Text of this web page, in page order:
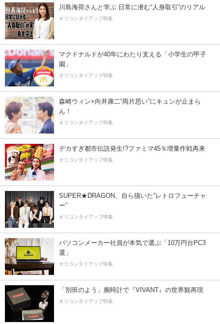
川島海荷さんと学ぶ 日常に潜む“人身取引”のリアル
オリコンタイアップ特集
マクドナルドが40年にわたり支える「小学生の甲子
園」
オリコンタイアップ特集
森崎ウィン×向井康二“両片思い”にキュンが止まら
ん！
オリコンタイアップ特集
デカすぎ都市伝説発生!?ファミマ45％増量作戦再来
オリコンタイアップ特集
SUPER★DRAGON、自ら描いた”レトロフューチャ
ー”
オリコンタイアップ特集
パソコンメーカー社員が本気で選ぶ「10万円台PC3
選」
オリコンタイアップ特集
「別班のよう」腕時計で『VIVANT』の世界観再現
オリコンタイアップ特集